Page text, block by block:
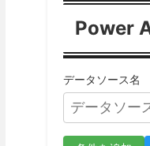
Power
データソース名